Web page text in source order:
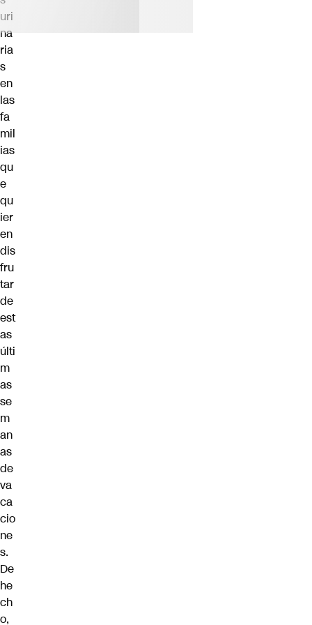
uri
na
ria
s
en
las
fa
mil
ias
qu
e
qu
ier
en
dis
fru
tar
de
est
as
últi
m
as
se
m
an
as
de
va
ca
cio
ne
s.
De
he
ch
o,